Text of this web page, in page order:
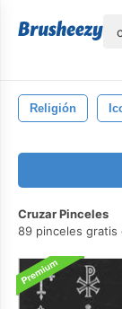
Religión
Cruzar Pinceles
89 pinceles